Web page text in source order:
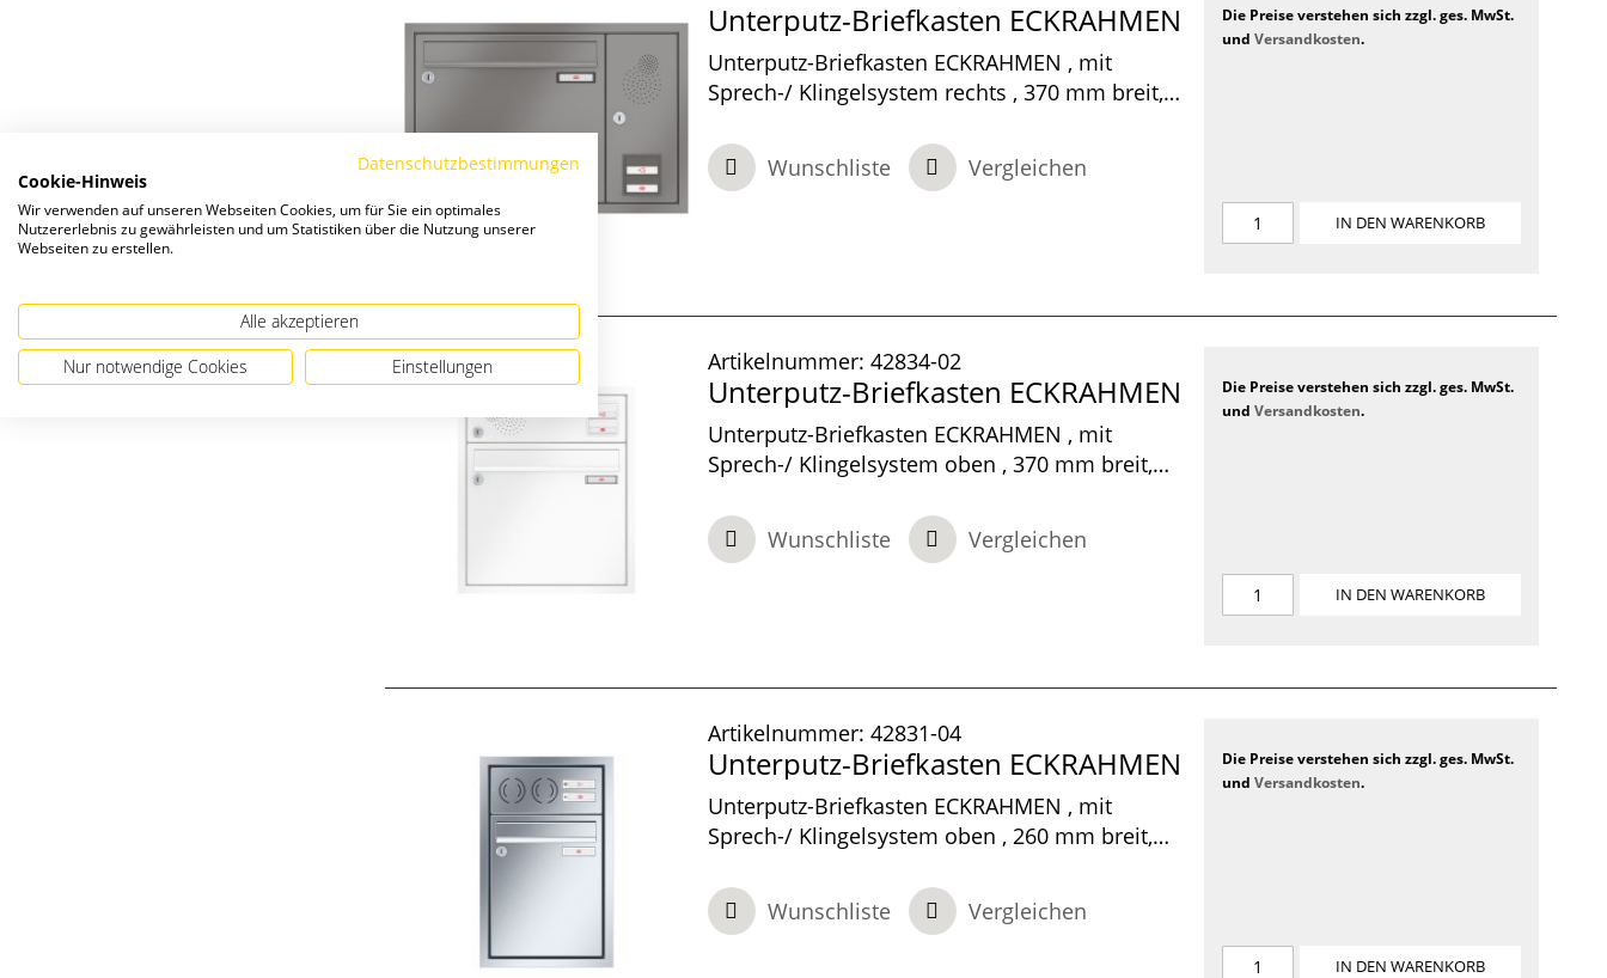
Unterputz-Briefkasten ECKRAHMEN
Unterputz-Briefkasten ECKRAHMEN , mit
Sprech-/ Klingelsystem rechts , 370 mm breit,
370 x 100 mm
Wunschliste Vergleichen
Die Preise verstehen sich zzgl. ges. MwSt.
undVersandkosten.
IN DEN WARENKORB
Artikelnummer: 42834-02
Unterputz-Briefkasten ECKRAHMEN
Unterputz-Briefkasten ECKRAHMEN , mit
Sprech-/ Klingelsystem oben , 370 mm breit,
100 mm
Wunschliste Vergleichen
Die Preise verstehen sich zzgl. ges. MwSt.
undVersandkosten.
IN DEN WARENKORB
Artikelnummer: 42831-04
Unterputz-Briefkasten ECKRAHMEN
Unterputz-Briefkasten ECKRAHMEN , mit
Sprech-/ Klingelsystem oben , 260 mm breit,
mm
Wunschliste Vergleichen
Die Preise verstehen sich zzgl. ges. MwSt.
undVersandkosten.
IN DEN WARENKORB
Datenschutzbestimmungen
Cookie-Hinweis
Wir verwenden auf unseren Webseiten Cookies, um für Sie ein optimales
Nutzererlebnis zu gewährleisten und um Statistiken über die Nutzung unserer
Webseiten zu erstellen.
Alle akzeptieren
Nur notwendige Cookies Einstellungen